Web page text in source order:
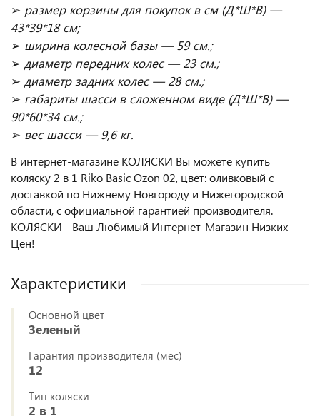
➢ размер корзины для покупок в см (Д*Ш*В) —
43*39*18 см;
➢ ширина колесной базы — 59 см.;
➢ диаметр передних колес — 23 см.;
➢ диаметр задних колес — 28 см.;
➢ габариты шасси в сложенном виде (Д*Ш*В) —
90*60*34 см.;
➢ вес шасси — 9,6 кг.
В интернет-магазине КОЛЯСКИ Вы можете купить
коляску 2 в 1 Riko Basic Ozon 02, цвет: оливковый с
доставкой по Нижнему Новгороду и Нижегородской
области, с официальной гарантией производителя.
КОЛЯСКИ - Ваш Любимый Интернет-Магазин Низких
Цен!
Характеристики
Основной цвет
Зеленый
Гарантия производителя (мес)
12
Тип коляски
2 в 1